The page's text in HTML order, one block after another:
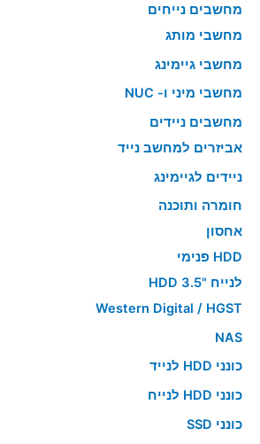
מחשבים נייחים
מחשבי מותג
מחשבי גיימינג
מחשבי מיני ו- NUC
מחשבים ניידים
אביזרים למחשב נייד
ניידים לגיימינג
חומרה ותוכנה
אחסון
HDD פנימי
לנייח "HDD 3.5
Western Digital / HGST
NAS
כונני HDD לנייד
כונני HDD לנייח
כונני SSD